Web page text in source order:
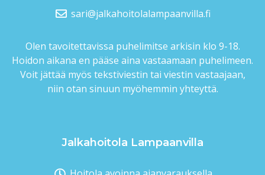
sari@jalkahoitola­lampaanvilla.fi
Olen tavoitettavissa puhelimitse arkisin klo 9-18.
Hoidon aikana en pääse aina vastaamaan puhelimeen.
Voit jättää myös tekstiviestin tai viestin vastaajaan,
niin otan sinuun myöhemmin yhteyttä.
Jalkahoitola Lampaanvilla